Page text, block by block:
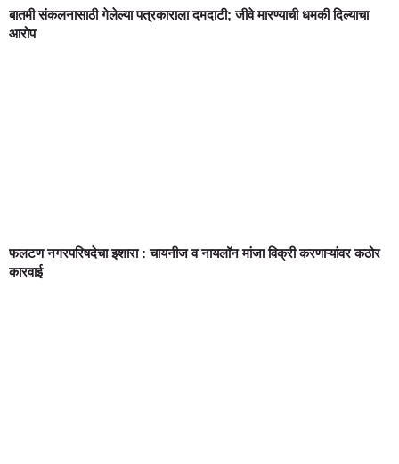
बातमी संकलनासाठी गेलेल्या पत्रकाराला दमदाटी; जीवे मारण्याची धमकी दिल्याचा
आरोप
फलटण नगरपरिषदेचा इशारा : चायनीज व नायलॉन मांजा विक्री करणाऱ्यांवर कठोर
कारवाई